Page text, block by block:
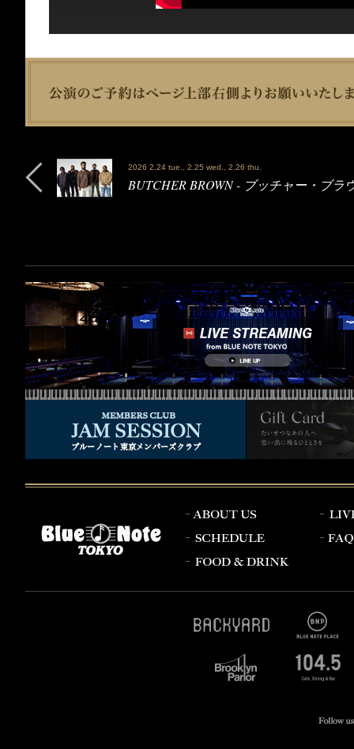
2026 2.24 tue., 2.25 wed., 2.26 thu.
BUTCHER BROWN - ブッチャー・ブラ